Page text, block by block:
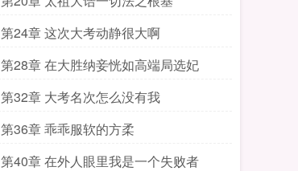
第24章 这次大考动静很大啊
第28章 在大胜纳妾恍如高端局选妃
第32章 大考名次怎么没有我
第36章 乖乖服软的方柔
第40章 在外人眼里我是一个失败者